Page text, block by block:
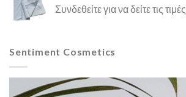
Συνδεθείτε για να δείτε τις τιμές
Sentiment Cosmetics